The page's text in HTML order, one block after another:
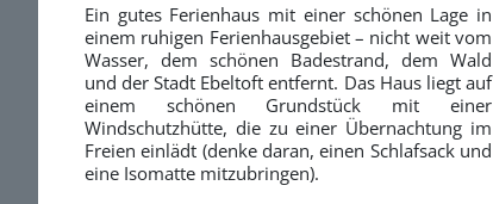
Ein gutes Ferienhaus mit einer schönen Lage in
einem ruhigen Ferienhausgebiet – nicht weit vom
Wasser, dem schönen Badestrand, dem Wald
und der Stadt Ebeltoft entfernt. Das Haus liegt auf
einem schönen Grundstück mit einer
Windschutzhütte, die zu einer Übernachtung im
Freien einlädt (denke daran, einen Schlafsack und
eine Isomatte mitzubringen).